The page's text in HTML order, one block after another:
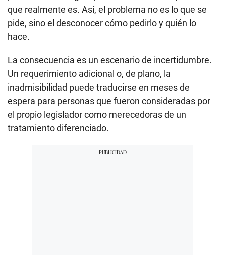
que realmente es. Así, el problema no es lo que se
pide, sino el desconocer cómo pedirlo y quién lo
hace.
La consecuencia es un escenario de incertidumbre.
Un requerimiento adicional o, de plano, la
inadmisibilidad puede traducirse en meses de
espera para personas que fueron consideradas por
el propio legislador como merecedoras de un
tratamiento diferenciado.